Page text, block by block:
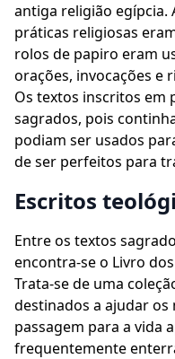
antiga religião egípcia.
práticas religiosas
rolos de papiro eram
orações, invocações e
Os textos inscritos em
sagrados, pois
podiam ser usados
de ser perfeitos para
Escritos
Entre os textos
encontra-se o Livro
Trata-se de uma
destinados a ajudar
passagem para a vida
frequentemente